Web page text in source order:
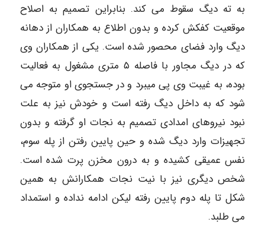
به ته دیگ سقوط می کند. بنابراین تصمیم به اصلاح
موقعیت کفکش کرده و بدون اطلاع به همکاران از دهانه
دیگ وارد فضای محصور شده است. یکی از همکاران وی
که در دیگ مجاور با فاصله ۵ متری مشغول به فعالیت
بوده، به غیبت وی پی میبرد و در جستجوی او متوجه می
شود که به داخل دیگ رفته است و خودش نیز به علت
نبود نیروهای امدادی تصمیم به نجات او گرفته و بدون
تجهیزات وارد دیگ شده و حین پایین رفتن از پله سوم،
نفس عمیقی کشیده و به درون مخزن پرت شده است.
شخص دیگری نیز با نیت نجات همکارانش به همین
شکل تا پله دوم پایین رفته لیکن ادامه نداده و استمداد
می طلبد.